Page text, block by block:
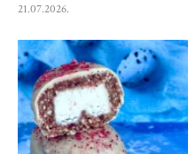
21.07.2026.